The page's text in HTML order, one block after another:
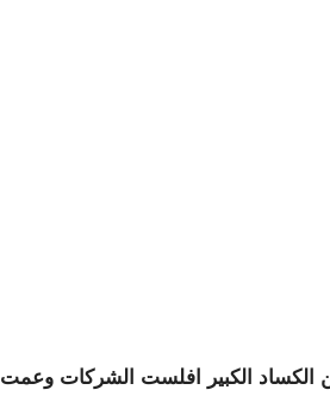
الكساد الكبير افلست الشركات وعمت